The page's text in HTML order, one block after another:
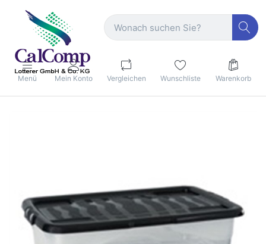
Menü Mein Konto Vergleichen Wunschliste Warenkorb